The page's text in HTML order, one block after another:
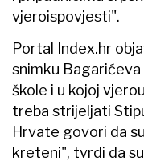
vjeroispovjesti".
Portal Index.hr
snimku Bagarićeva
škole i u kojoj
treba strijeljati
Hrvate govori da
kreteni", tvrdi da